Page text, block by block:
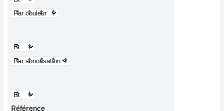
Référence